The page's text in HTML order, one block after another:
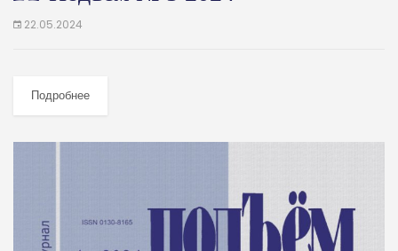
22.05.2024
Подробнее